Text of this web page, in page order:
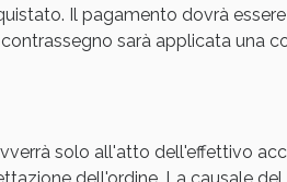
Il pagamento dovrà
sarà applicata una
solo all'atto dell'effettivo
dell'ordine. La causale